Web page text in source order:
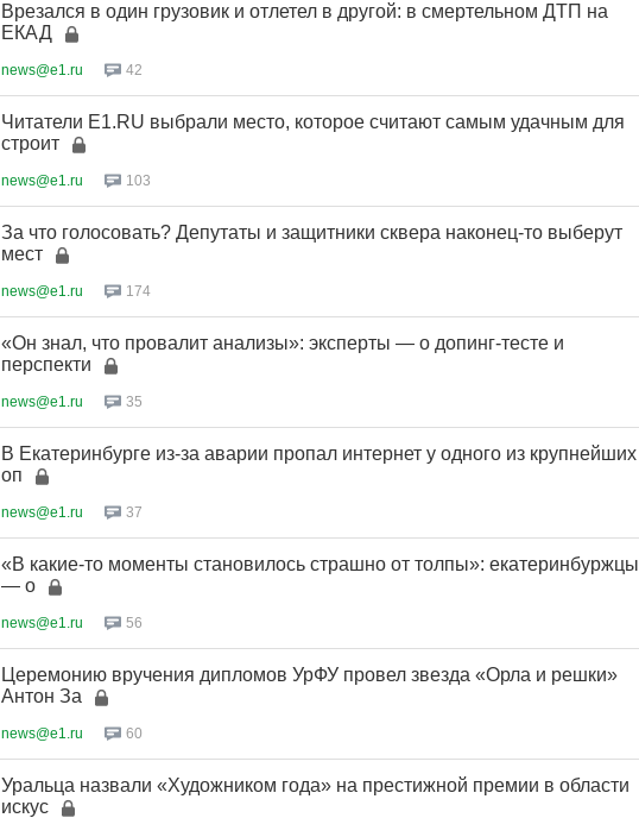
Врезался в один грузовик и отлетел в другой: в смертельном ДТП на
ЕКАД
news@e1.ru 42
Читатели E1.RU выбрали место, которое считают самым удачным для
строит
news@e1.ru 103
За что голосовать? Депутаты и защитники сквера наконец-то выберут
мест
news@e1.ru 174
«Он знал, что провалит анализы»: эксперты — о допинг-тесте и
перспекти
news@e1.ru 35
В Екатеринбурге из-за аварии пропал интернет у одного из крупнейших
оп
news@e1.ru 37
«В какие-то моменты становилось страшно от толпы»: екатеринбуржцы
— о
news@e1.ru 56
Церемонию вручения дипломов УрФУ провел звезда «Орла и решки»
Антон За
news@e1.ru 60
Уральца назвали «Художником года» на престижной премии в области
искус